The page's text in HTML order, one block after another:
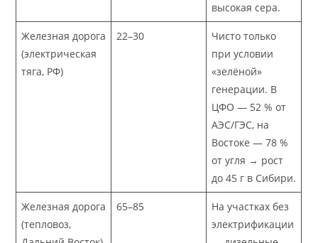
высокая сера.
Железная дорога
(электрическая
тяга, РФ)
22–30
Чисто только
при условии
«зелёной»
генерации. В
ЦФО — 52 % от
АЭС/ГЭС, на
Востоке — 78 %
от угля → рост
до 45 г в Сибири.
Железная дорога
(тепловоз,
65–85
На участках без
электрификации